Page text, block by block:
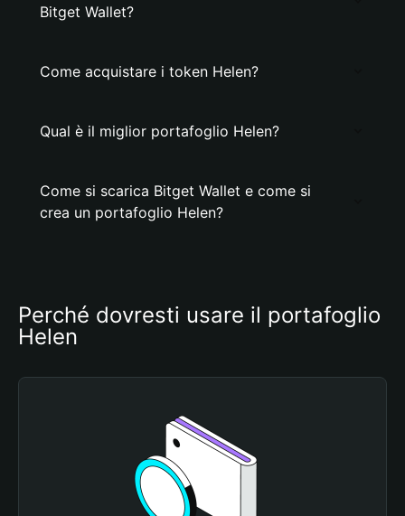
Bitget Wallet?
Come acquistare i token Helen?
Qual è il miglior portafoglio Helen?
Come si scarica Bitget Wallet e come si
crea un portafoglio Helen?
Perché dovresti usare il portafoglio
Helen